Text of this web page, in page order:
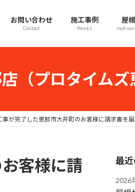
お問い合わせ
Contact
施工事例
Works
屋
roof
（プロタイムズ
事が完了した恵那市大井町のお客様に請求書を届
客様に請
最
2026